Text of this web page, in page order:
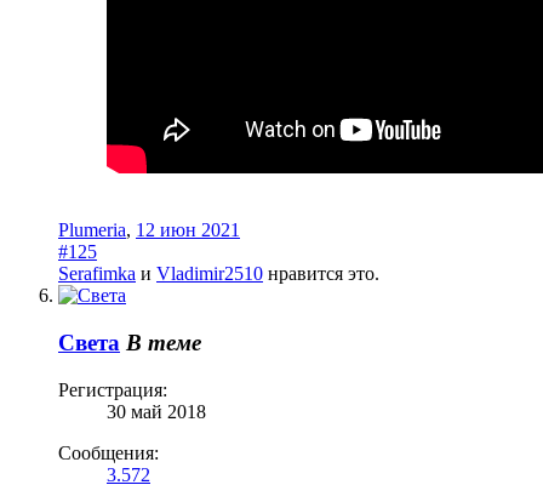
Plumeria, 12 июн 2021
#125
Serafimka и Vladimir2510 нравится это.
Света В теме
Регистрация:
30 май 2018
Сообщения:
3.572